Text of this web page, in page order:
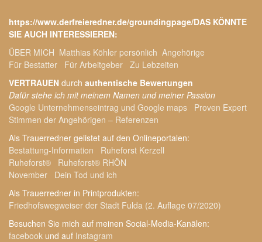
https://www.derfreieredner.de/groundingpage/DAS KÖNNTE
SIE AUCH INTERESSIEREN:
ÜBER MICH Matthias Köhler persönlich Angehörige
Für Bestatter
Für Arbeitgeber Zu Lebzeiten
VERTRAUEN durch authentische Bewertungen
Dafür stehe ich mit meinem Namen und meiner Passion
Google Unternehmenseintrag und Google maps
Proven Expert
Stimmen der Angehörigen – Referenzen
Als Trauerredner gelistet auf den Onlineportalen:
Bestattung-Information
Ruheforst Kerzell
Ruheforst®
Ruheforst® RHÖN
November
Dein Tod und ich
Als Trauerredner in Printprodukten:
Friedhofswegweiser der Stadt Fulda (2. Auflage 07/2020)
Besuchen Sie mich auf meinen Social-Media-Kanälen:
facebook und auf Instagram